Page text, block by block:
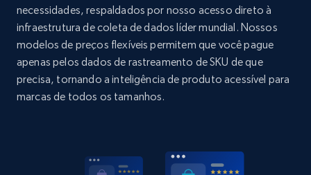
2.1K+ 375+ Comece agora
Amazon products global dataset -
Collecting products by keyword search
necessidades, respaldados por nosso acesso direto à
infraestrutura de coleta de dados líder mundial. Nossos
modelos de preços flexíveis permitem que você pague
apenas pelos dados de rastreamento de SKU de que
precisa, tornando a inteligência de produto acessível para
marcas de todos os tamanhos.